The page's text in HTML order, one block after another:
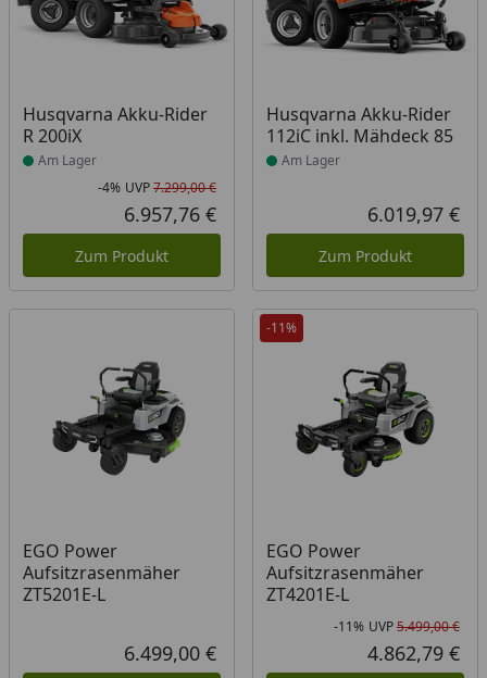
Husqvarna Akku-Rider
R 200iX
Produkt am Lager
Am Lager
Rabatt in Prozent
-4%
Ursprünglicher Preis
UVP7.299,00 €
Aktueller Preis
6.957,76 €
Zum Produkt
Husqvarna Akku-Rider
112iC inkl. Mähdeck 85
Produkt am Lager
Am Lager
6.019,97 €
Zum Produkt
EGO Power
Aufsitzrasenmäher
ZT5201E-L
Aktueller Preis
6.499,00 €
-11%
EGO Power
Aufsitzrasenmäher
ZT4201E-L
-11% UVP5.499,00 €
4.862,79 €